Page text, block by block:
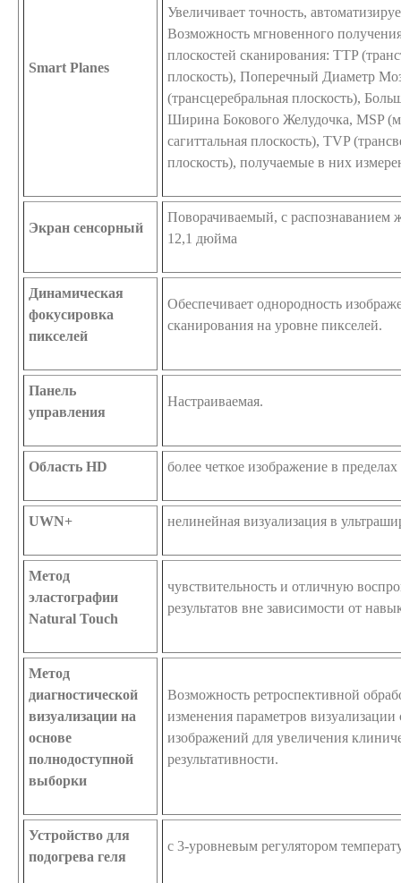
Smart Planes
Увеличивает точность,
Возможность мгновенного
плоскостей сканирования: TTP
плоскость), Поперечный Диаметр
(трансцеребральная плоскость),
Ширина Бокового Желудочка, MSP
сагиттальная плоскость), TVP
плоскость), получаемые в них
Экран сенсорный
Поворачиваемый, с распознаванием
12,1 дюйма
Динамическая
фокусировка
пикселей
Обеспечивает однородность
сканирования на уровне пикселей.
Панель
управления
Настраиваемая.
Область HD более четкое изображение в
UWN+ нелинейная визуализация в
Метод
эластографии
Natural Touch
чувствительность и отличную
результатов вне зависимости от
Метод
диагностической
визуализации на
основе
полнодоступной
выборки
Возможность ретроспективной
изменения параметров
изображений для увеличения
результативности.
Устройство для
подогрева геля
с 3-уровневым регулятором